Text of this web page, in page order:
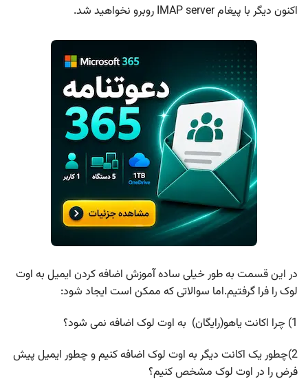
اکنون دیگر با پیغام IMAP server روبرو نخواهید شد.
در این قسمت به طور خیلی ساده آموزش اضافه کردن ایمیل به اوت
لوک را فرا گرفتیم.اما سوالاتی که ممکن است ایجاد شود:
1) چرا اکانت یاهو(رایگان) به اوت لوک اضافه نمی شود؟
2)چطور یک اکانت دیگر به اوت لوک اضافه کنیم و چطور ایمیل پیش
فرض را در اوت لوک مشخص کنیم؟